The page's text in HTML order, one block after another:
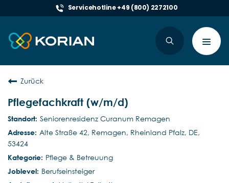
Servicehotline +49 (800) 2272100
Zurück
Pflegefachkraft (w/m/d)
Seniorenresidenz Curanum Remagen
Alte Straße 42, Remagen, Rheinland Pfalz, DE,
53424
Pflege & Betreuung
Berufseinsteiger